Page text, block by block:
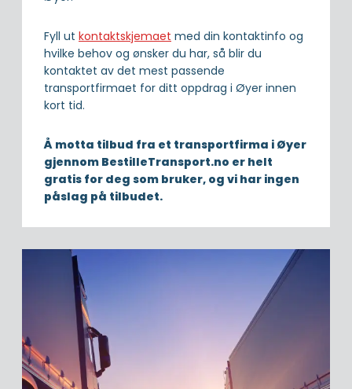
Fyll ut kontaktskjemaet med din kontaktinfo og
hvilke behov og ønsker du har, så blir du
kontaktet av det mest passende
transportfirmaet for ditt oppdrag i Øyer innen
kort tid.
Å motta tilbud fra et transportfirma i Øyer
gjennom BestilleTransport.no er helt
gratis for deg som bruker, og vi har ingen
påslag på tilbudet.